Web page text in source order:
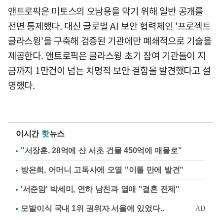
앤트로픽은 미토스의 오남용을 막기 위해 일반 공개를
전면 통제했다. 대신 글로벌 AI 보안 협력체인 '프로젝트
글라스윙'을 구축해 검증된 기관에만 폐쇄적으로 기술을
제공한다. 앤트로픽은 글라스윙 초기 참여 기관들이 지
금까지 1만건이 넘는 치명적 보안 결함을 발견했다고 설
명했다.
이시간 핫뉴스
"서장훈, 28억에 산 서초 건물 450억에 매물로"
방은희, 어머니 고독사에 오열 "이틀 만에 발견"
'서준맘' 박세미, 연하 남친과 열애 "결혼 전제"